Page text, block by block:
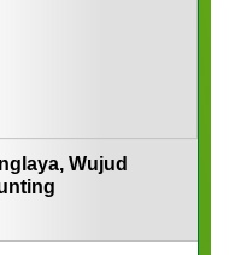
Wujud